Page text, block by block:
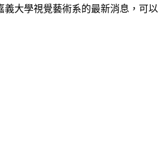
義大學視覺藝術系的最新消息，可以